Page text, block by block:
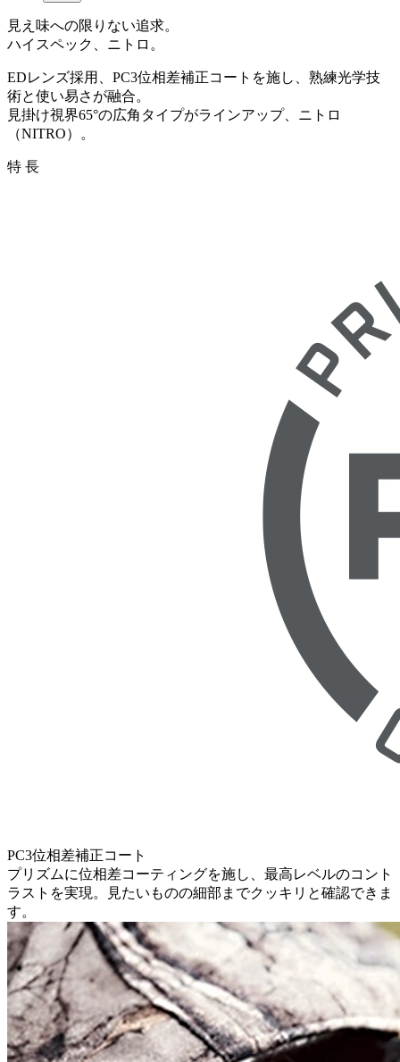
見え味への限りない追求。
ハイスペック、ニトロ。
EDレンズ採用、PC3位相差補正コートを施し、熟練光学技
術と使い易さが融合。
見掛け視界65°の広角タイプがラインアップ、ニトロ
（NITRO）。
特 長
PC3位相差補正コート
プリズムに位相差コーティングを施し、最高レベルのコント
ラストを実現。見たいものの細部までクッキリと確認できま
す。